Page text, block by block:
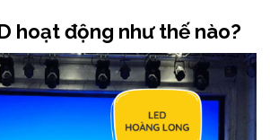
hoạt động như thế nào?